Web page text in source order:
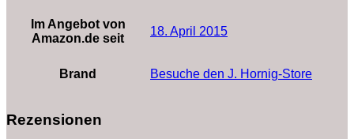
Im Angebot von
Amazon.de seit
18. April 2015
Brand Besuche den J. Hornig-Store
Rezensionen